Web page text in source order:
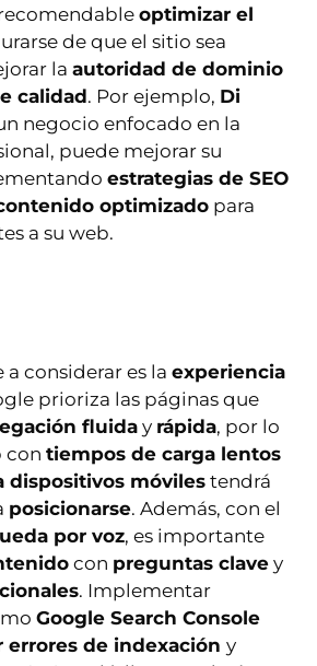
optimizar el
de que el sitio sea
la autoridad de dominio
calidad. Por ejemplo, Di
negocio enfocado en la
puede mejorar su
estrategias de SEO
optimizado para
a su web.
considerar es la experiencia
prioriza las páginas que
fluiday rápida, por lo
con tiempos de carga lentos
dispositivos móviles tendrá
posicionarse. Además, con el
por voz, es importante
con preguntas clave y
. Implementar
Google Search Console
errores de indexación y